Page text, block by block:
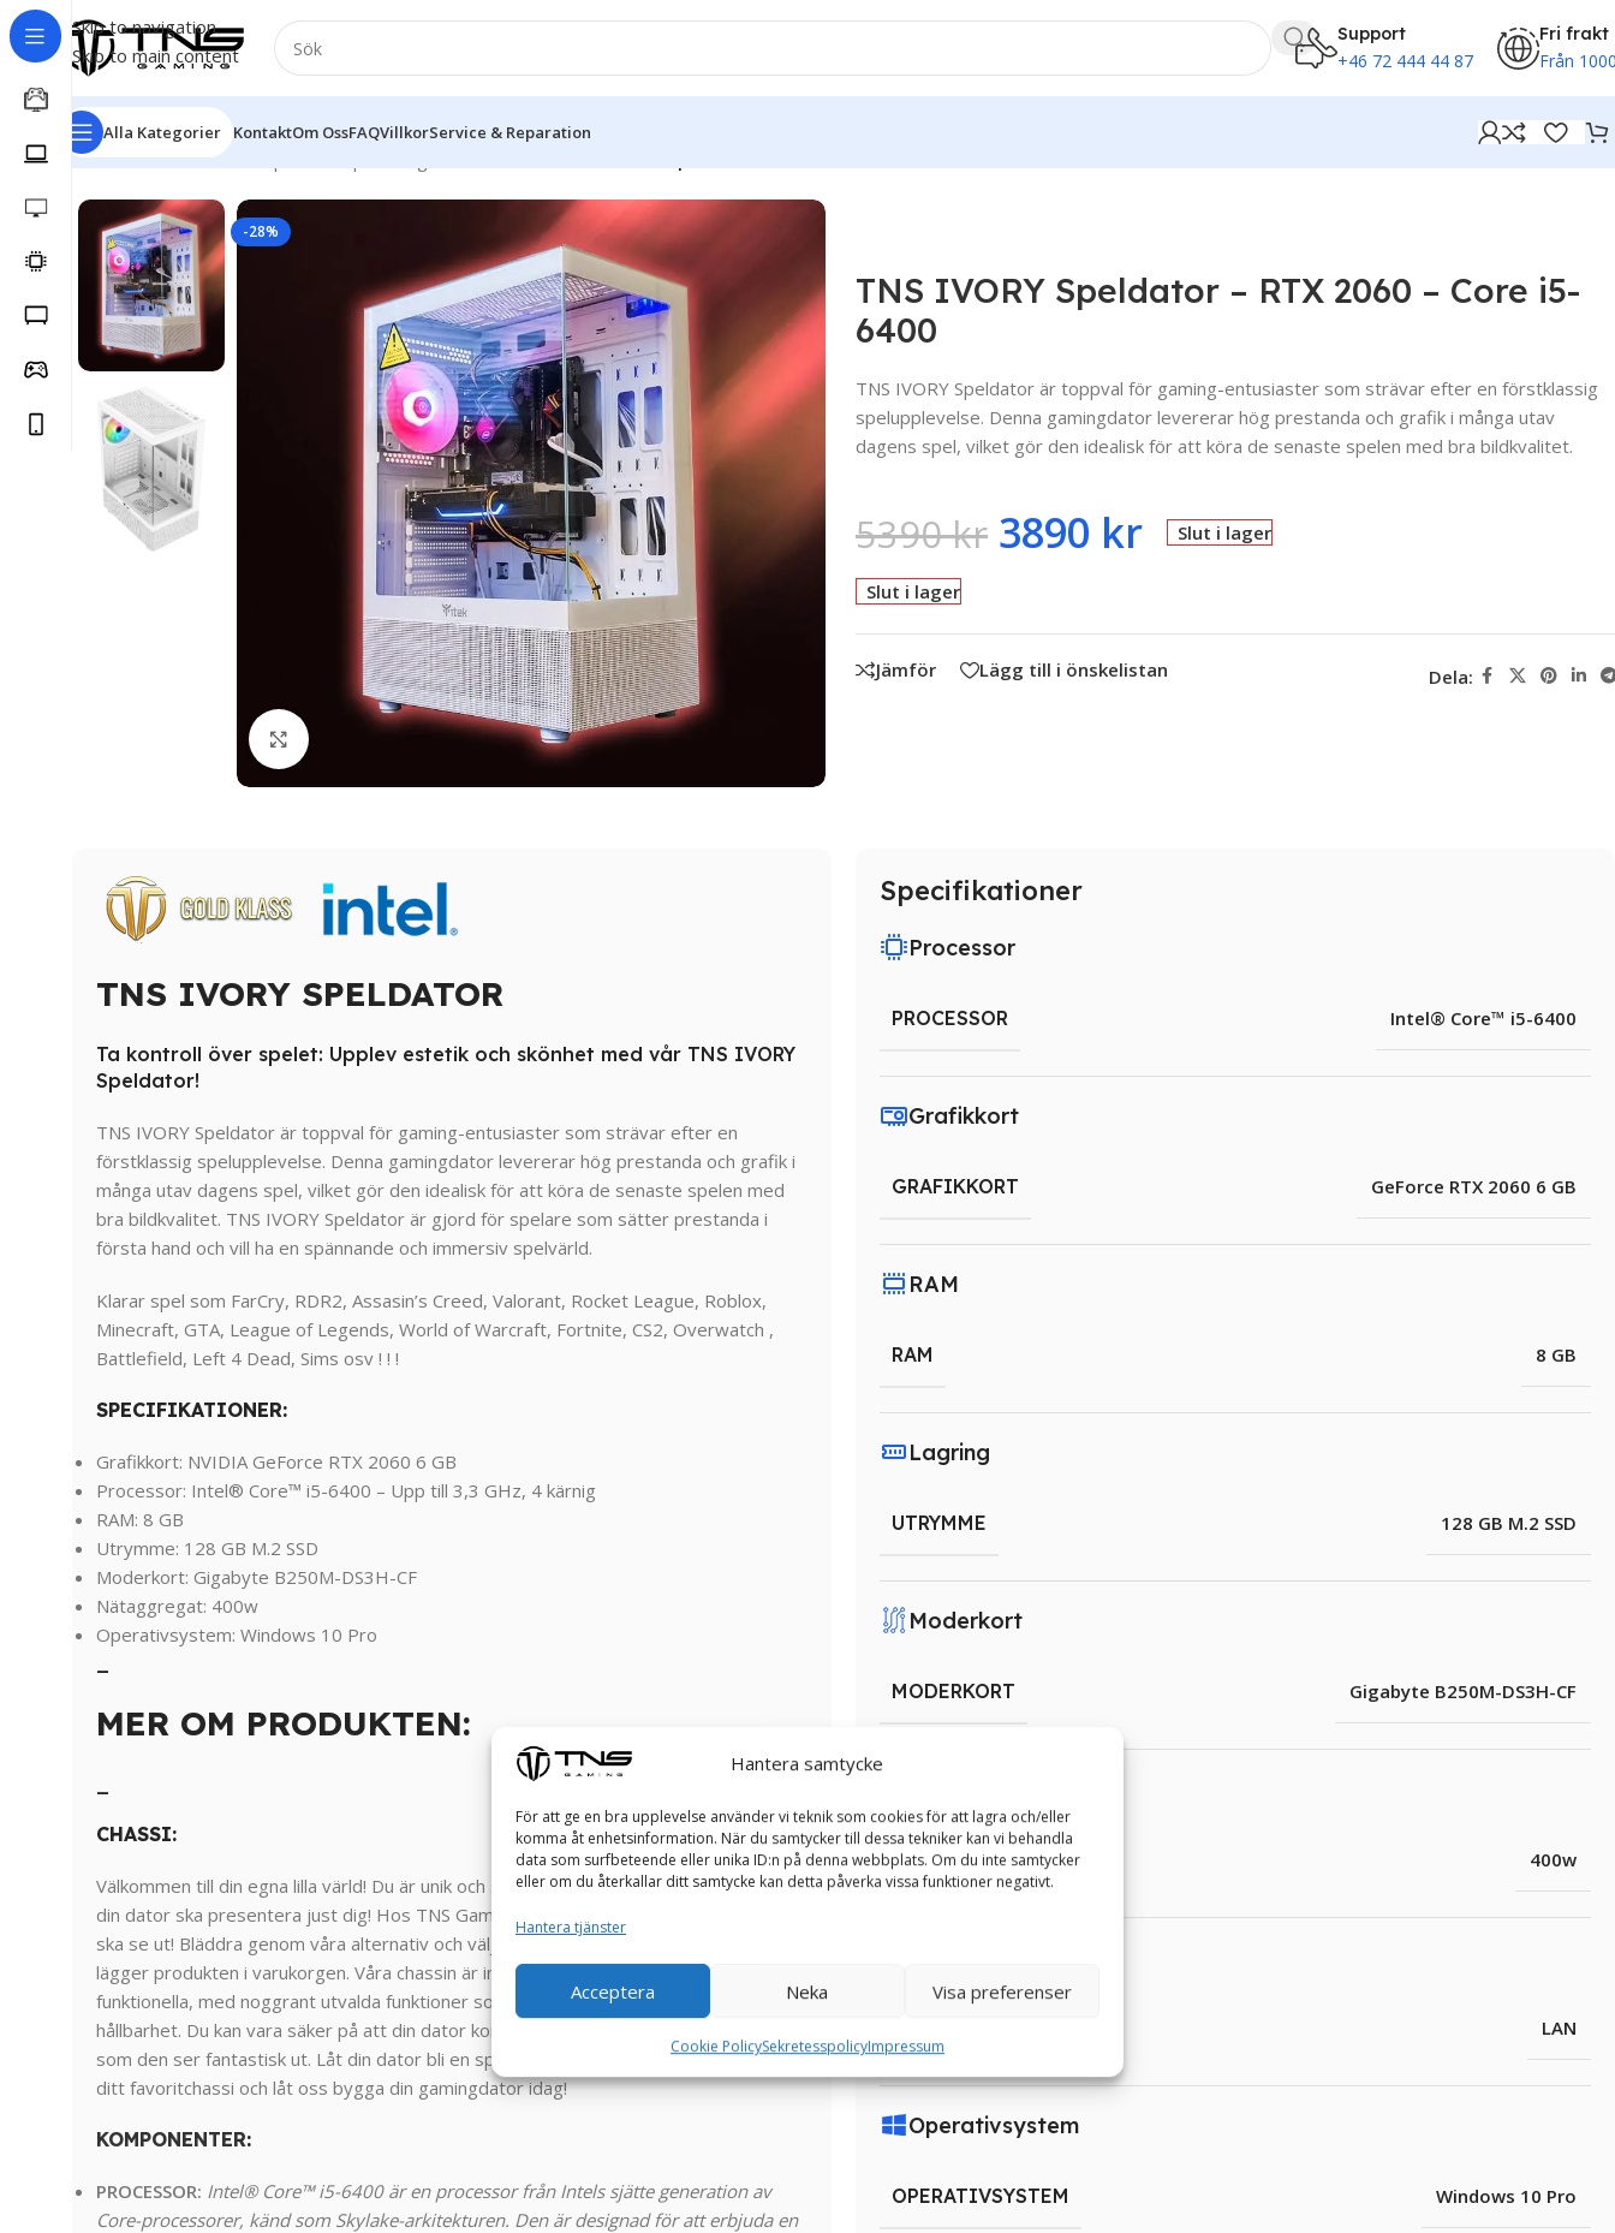
Hantera samtycke
För att ge en bra upplevelse använder vi teknik som cookies för att lagra och/eller
komma åt enhetsinformation. När du samtycker till dessa tekniker kan vi behandla
data som surfbeteende eller unika ID:n på denna webbplats. Om du inte samtycker
eller om du återkallar ditt samtycke kan detta påverka vissa funktioner negativt.
Hantera tjänster
Acceptera Neka Visa preferenser
Cookie PolicySekretesspolicyImpressum
Skip to navigation
Skip to main content
Support
+46 72 444 44 87
Fri frakt
Från
Alla Kategorier KontaktOm OssFAQVillkorService & Reparation
Hem/Stationär dator
-28%
TNS IVORY Speldator – RTX 2060 – Core i5-
6400
TNS IVORY Speldator är toppval för gaming-entusiaster som strävar efter en förstklassig
spelupplevelse. Denna gamingdator levererar hög prestanda och grafik i många utav
dagens spel, vilket gör den idealisk för att köra de senaste spelen med bra bildkvalitet.
5390kr 3890 kr Slut i lager
Slut i lager
Jämför Lägg till i önskelistan Dela:
TNS IVORY SPELDATOR
Ta kontroll över spelet: Upplev estetik och skönhet med vår TNS IVORY
Speldator!
TNS IVORY Speldator är toppval för gaming-entusiaster som strävar efter en
förstklassig spelupplevelse. Denna gamingdator levererar hög prestanda och grafik i
många utav dagens spel, vilket gör den idealisk för att köra de senaste spelen med
bra bildkvalitet. TNS IVORY Speldator är gjord för spelare som sätter prestanda i
första hand och vill ha en spännande och immersiv spelvärld.
Klarar spel som FarCry, RDR2, Assasin’s Creed, Valorant, Rocket League, Roblox,
Minecraft, GTA, League of Legends, World of Warcraft, Fortnite, CS2, Overwatch ,
Battlefield, Left 4 Dead, Sims osv ! ! !
SPECIFIKATIONER:
Grafikkort: NVIDIA GeForce RTX 2060 6 GB
Processor: Intel® Core™ i5-6400 – Upp till 3,3 GHz, 4 kärnig
RAM: 8 GB
Utrymme: 128 GB M.2 SSD
Moderkort: Gigabyte B250M-DS3H-CF
Nätaggregat: 400w
Operativsystem: Windows 10 Pro
MER OM PRODUKTEN:
CHASSI:
Välkommen till din egna lilla värld! Du är unik och speciell på många olika sätt och vill att
din dator ska presentera just dig! Hos TNS Gaming kan du idag välja hur din speldator
ska se ut! Bläddra genom våra alternativ och välj det som beskriver dig bäst innan du
lägger produkten i varukorgen. Våra chassin är inte bara snygga utan också
funktionella, med noggrant utvalda funktioner som garanterar optimal kylning och
hållbarhet. Du kan vara säker på att din dator kommer att prestera på topp samtidigt
som den ser fantastisk ut. Låt din dator bli en spegel av din unika personlighet. Välj
ditt favoritchassi och låt oss bygga din gamingdator idag!
KOMPONENTER:
PROCESSOR: Intel® Core™ i5-6400 är en processor från Intels sjätte generation av
Core-processorer, känd som Skylake-arkitekturen. Den är designad för att erbjuda en
Specifikationer
Processor
PROCESSOR Intel® Core™ i5-6400
Grafikkort
GRAFIKKORT GeForce RTX 2060 6 GB
RAM
RAM 8 GB
Lagring
UTRYMME 128 GB M.2 SSD
Moderkort
MODERKORT Gigabyte B250M-DS3H-CF
PSU 400w
LAN
Operativsystem
OPERATIVSYSTEM Windows 10 Pro